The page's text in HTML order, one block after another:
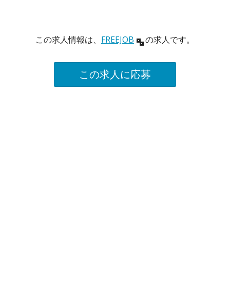
この求人情報は、 FREEJOB の求人です。
この求人に応募